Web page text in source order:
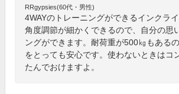
RRgypsies(60代・男性)
4WAYのトレーニングができるインクライ
角度調節が細かくできるので、自分の思
ングができます。耐荷重が500㎏もある
をとっても安心です。使わないときはコ
たんでおけますよ。